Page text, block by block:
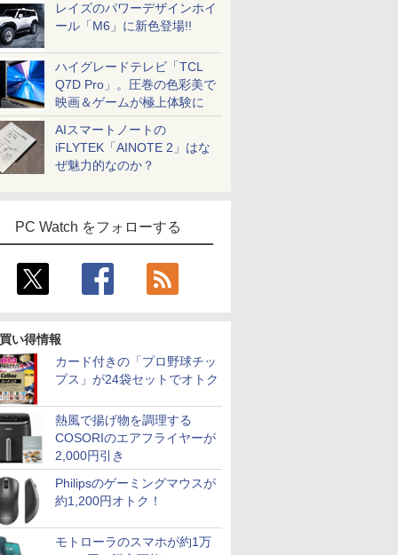
レイズのパワーデザインホイ
ール「M6」に新色登場!!
ハイグレードテレビ「TCL
Q7D Pro」。圧巻の色彩美で
映画＆ゲームが極上体験に
AIスマートノートの
iFLYTEK「AINOTE 2」はな
ぜ魅力的なのか？
PC Watch をフォローする
い得情報
カード付きの「プロ野球チッ
プス」が24袋セットでオトク
熱風で揚げ物を調理する
COSORIのエアフライヤーが
2,000円引き
Philipsのゲーミングマウスが
約1,200円オトク！
モトローラのスマホが約1万